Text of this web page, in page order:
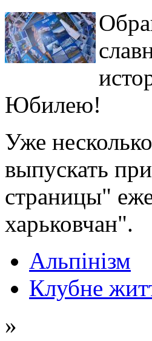
Юбилею!
Уже
выпускать
страницы"
харьковчан".
Альпінізм
Клубне
»